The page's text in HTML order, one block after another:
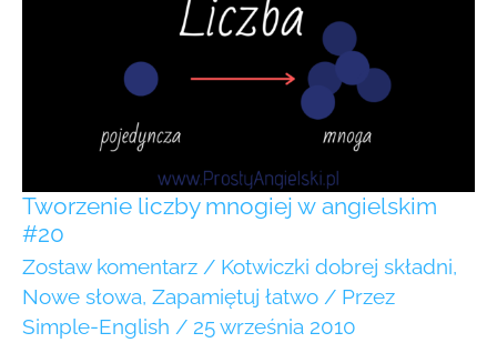
Tworzenie liczby mnogiej w angielskim
#20
Zostaw komentarz / Kotwiczki dobrej składni,
Nowe słowa, Zapamiętuj łatwo / Przez
Simple-English / 25 września 2010
w angielskim